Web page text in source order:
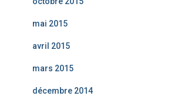
mai 2015
avril 2015
mars 2015
décembre 2014